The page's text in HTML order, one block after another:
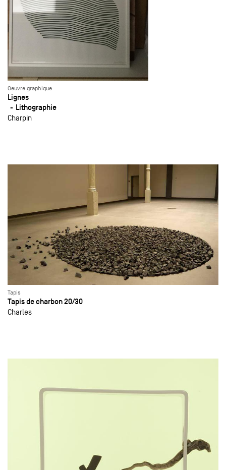
Oeuvre graphique
Lignes
Lithographie
Charpin
Tapis
Tapis de charbon 20/30
Charles